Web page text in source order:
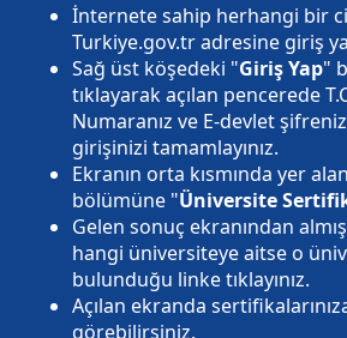
İnternete sahip herhangi bir
Turkiye.gov.tr adresine giriş
Sağ üst köşedeki "Giriş Yap"
tıklayarak açılan pencerede
Numaranız ve E-devlet
girişinizi tamamlayınız.
Ekranın orta kısmında yer alan
bölümüne "Üniversite
Gelen sonuç ekranından
hangi üniversiteye aitse o
bulunduğu linke tıklayınız.
Açılan ekranda
görebilirsiniz.